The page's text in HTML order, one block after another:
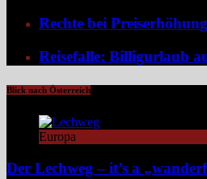
Rechte bei
Reisefalle: Billigurlaub
Blick nach Österreich
Europa
Der Lechweg – it’s a